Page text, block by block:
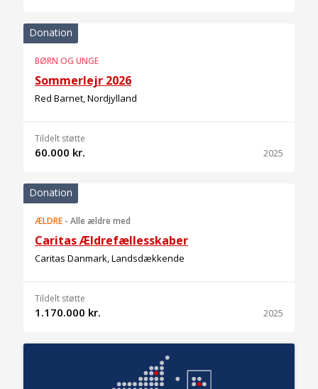
Donation
BØRN OG UNGE
Sommerlejr 2026
Red Barnet, Nordjylland
Tildelt støtte
60.000 kr. 2025
Donation
ÆLDRE - Alle ældre med
Caritas Ældrefællesskaber
Caritas Danmark, Landsdækkende
Tildelt støtte
1.170.000 kr. 2025